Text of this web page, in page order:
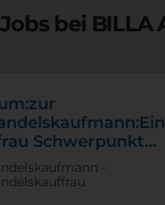
bei BILLA
Schwerpunkt
-